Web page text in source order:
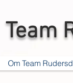
Team
Om Team